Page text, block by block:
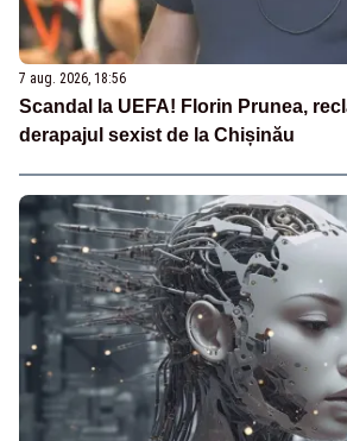
7 aug. 2026, 18:56
Scandal la UEFA! Florin Prunea,
derapajul sexist de la Chișinău